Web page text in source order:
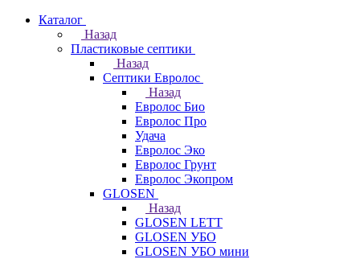
Каталог
Назад
Пластиковые септики
Назад
Септики Евролос
Назад
Евролос Био
Евролос Про
Удача
Евролос Эко
Евролос Грунт
Евролос Экопром
GLOSEN
Назад
GLOSEN LETT
GLOSEN УБО
GLOSEN УБО мини